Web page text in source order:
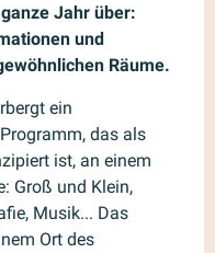
Jahr über:
und
Räume.
ein
das als
ist, an einem
Groß und Klein,
Musik... Das
Ort des